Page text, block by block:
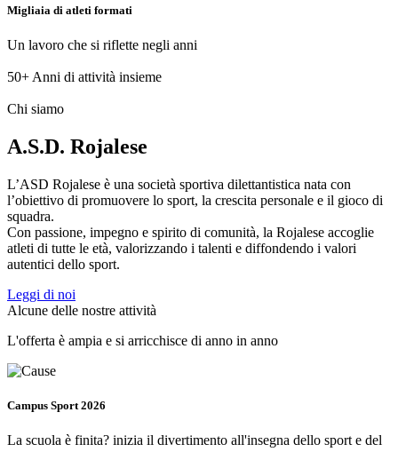
Migliaia di atleti formati
Un lavoro che si riflette negli anni
50+ Anni di attività insieme
Chi siamo
A.S.D. Rojalese
L’ASD Rojalese è una società sportiva dilettantistica nata con
l’obiettivo di promuovere lo sport, la crescita personale e il gioco di
squadra.
Con passione, impegno e spirito di comunità, la Rojalese accoglie
atleti di tutte le età, valorizzando i talenti e diffondendo i valori
autentici dello sport.
Leggi di noi
Alcune delle nostre attività
L'offerta è ampia e si arricchisce di anno in anno
Campus Sport 2026
La scuola è finita? inizia il divertimento all'insegna dello sport e del